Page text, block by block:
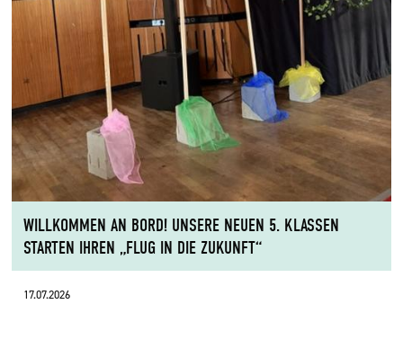
WILLKOMMEN AN BORD! UNSERE NEUEN 5. KLASSEN
STARTEN IHREN „FLUG IN DIE ZUKUNFT“
17.07.2026